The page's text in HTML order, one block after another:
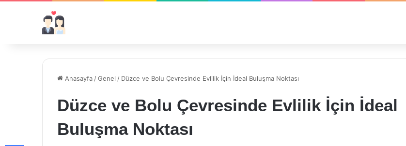
Anasayfa /Genel / Düzce ve Bolu Çevresinde Evlilik İçin İdeal Buluşma Noktası
Düzce ve Bolu Çevresinde Evlilik İçin İdeal
Buluşma Noktası